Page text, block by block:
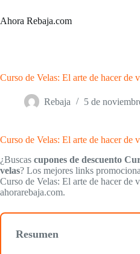
al
contenido
Ahora Rebaja.com
Curso de Velas: El arte de hacer de
Rebaja 5 de
Curso de Velas: El arte de hacer de
¿Buscas cupones de descuento
velas? Los mejores links
Curso de Velas: El arte de hacer de
ahorarebaja.com.
Resumen